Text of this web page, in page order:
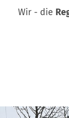
Wir - die